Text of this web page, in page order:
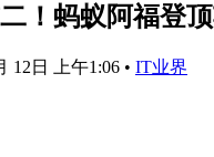
！蚂蚁阿福登
12日 上午1:06 • IT业界